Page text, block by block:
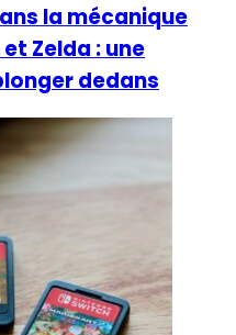
la mécanique
Zelda : une
dedans